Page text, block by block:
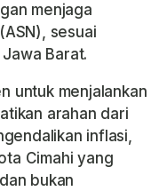
menjaga
sesuai
Barat.
untuk menjalankan
arahan dari
inflasi,
Cimahi yang
bukan